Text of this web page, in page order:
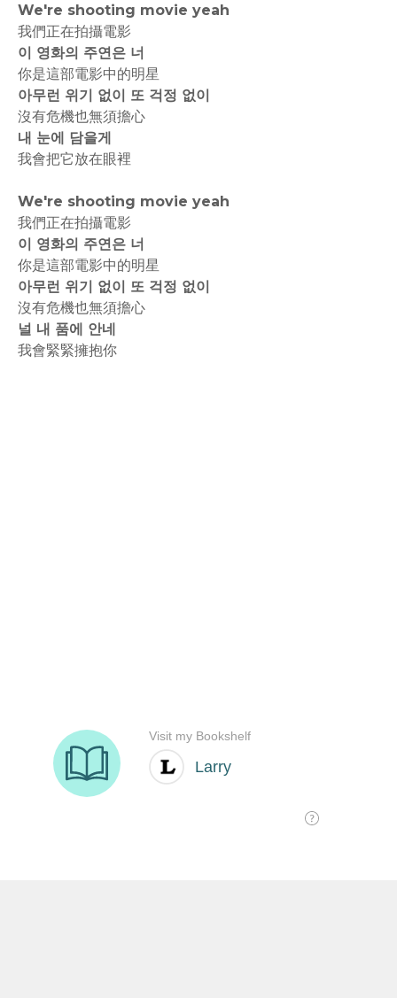
We're shooting movie yeah
我們正在拍攝電影
이 영화의 주연은 너
你是這部電影中的明星
아무런 위기 없이 또 걱정 없이
沒有危機也無須擔心
내 눈에 담을게
我會把它放在眼裡
We're shooting movie yeah
我們正在拍攝電影
이 영화의 주연은 너
你是這部電影中的明星
아무런 위기 없이 또 걱정 없이
沒有危機也無須擔心
널 내 품에 안네
我會緊緊擁抱你